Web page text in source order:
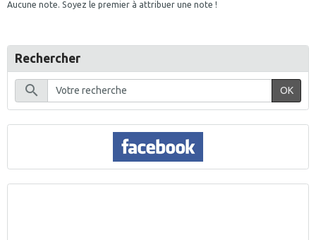
Aucune note. Soyez le premier à attribuer une note !
Rechercher
OK